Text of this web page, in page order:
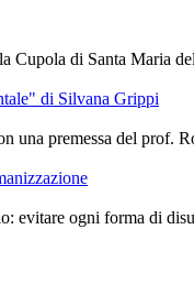
di Santa Maria
di Silvana Grippi
una premessa del prof.
evitare ogni forma di